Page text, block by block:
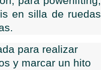
en silla de ruedas
para realizar
y marcar un hito